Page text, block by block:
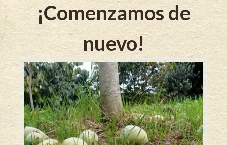
¡Comenzamos de
nuevo!